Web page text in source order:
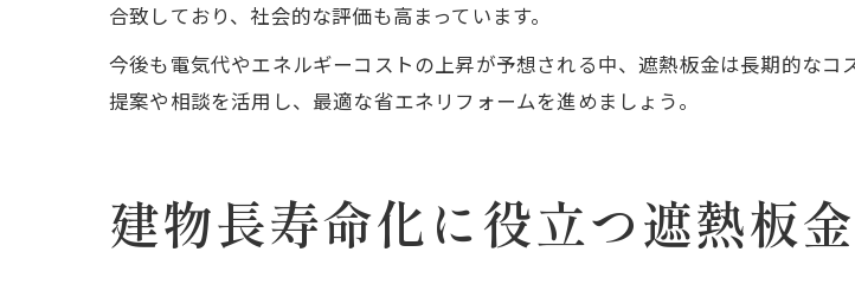
合致しており、社会的な評価も高まっています。
今後も電気代やエネルギーコストの上昇が予想される中、遮熱板金は長期的な
提案や相談を活用し、最適な省エネリフォームを進めましょう。
建物長寿命化に役立つ遮熱板